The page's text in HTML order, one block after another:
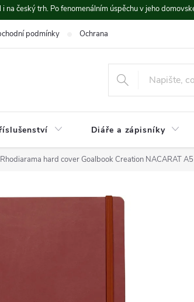
na český trh. Po fenomenálním úspěchu v jeho
podmínky Ochrana údajů
Diáře a zápisníky
Rhodiarama hard cover Goalbook Creation NACARAT